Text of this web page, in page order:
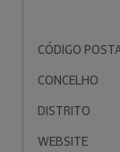
CÓDIGO
CONCELHO
DISTRITO
WEBSITE